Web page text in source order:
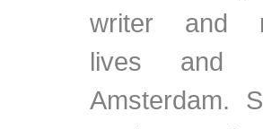
writer and
lives and
Amsterdam.